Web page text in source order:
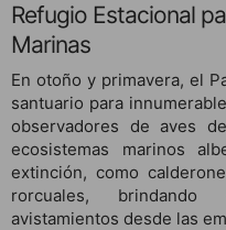
Refugio Estacional
Marinas
En otoño y primavera, el
santuario para
observadores de aves
ecosistemas marinos
extinción, como
rorcuales, brindando
avistamientos desde las